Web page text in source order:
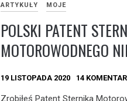
ARTYKUŁY MOJE
POLSKI PATENT
MOTOROWODNEGO
19 LISTOPADA 2020 14
Zrobiłeś Patent Sternika